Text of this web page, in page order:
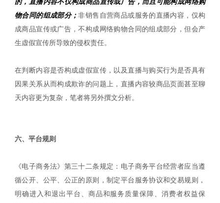
物合同的组成部分；非销售自营商品或服务的直播内容，仅构
成商品宣传或广告，不构成网络购物合同的组成部分，但会产
生虚假宣传所导致的侵权责任。
在判断内容是否构成虚假宣传，以及直播与购买行为是否具有
因果关系从而构成欺诈的问题上，直播内容较商品页面甚至聊
天内容更为复杂，笔者将另外撰文分析。
六、平台规则
《电子商务法》第三十二条规定：电子商务平台经营者应当遵
循公开、公平、公正的原则，制定平台服务协议和交易规则，
明确进入和退出平台、商品和服务质量保障、消费者权益保